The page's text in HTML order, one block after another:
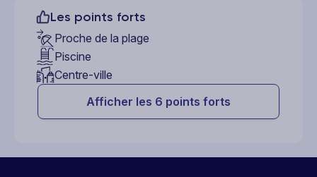
Les points forts
Proche de la plage
Piscine
Centre-ville
Afficher les 6 points forts